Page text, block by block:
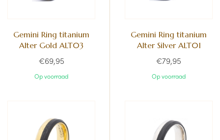
Gemini Ring titanium
Alter Gold ALT03
€69,95
Op voorraad
Gemini Ring titanium
Alter Silver ALT01
€79,95
Op voorraad